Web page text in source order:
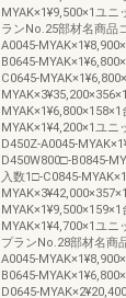
MYAK×1¥9,500×1ユニ
ランNo.25部材名商品
A0045-
B0645-
C0645-
MYAK×1¥4,200×1ユニ
D450Z-A0045-
D450W800□-B0845-
入数1□-C0845-
MYAK×1¥4,700×1ユニ
プランNo.28部材名商
A0045-
B0645-
D0645-